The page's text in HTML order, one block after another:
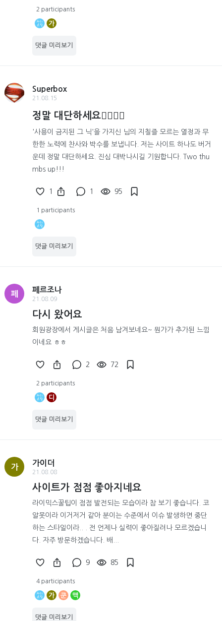
2 participants
가
댓글 미리보기
Superbox
21.08.15
정말 대단하세요👍🏻👍🏻
'사용이 금지된 그 닉'을 가지신 님의 지칠즐 모르는 열정과 무
한한 노력에 찬사와 박수를 보냅니다. 저는 사이트 하나도 버거
운데 정말 대단하세요. 진심 대박나시길 기원합니다. Two thu
mbs up!!!
1 1 95
1 participants
댓글 미리보기
페
페르조나
21.08.09
다시 왔어요
회원광장에서 게시글은 처음 남겨보네요~ 뭔가가 추가된 느낌
이네요 ㅎㅎ
2 72
2 participants
디
댓글 미리보기
가
가이더
21.08.08
사이트가 점점 좋아지네요
라이믹스꿀팁이 점점 발전되는 모습이라 참 보기 좋습니다. 코
알못이라 이거저거 같아 분이는 수준에서 이슈 발생하면 중단
하는 스타일이라.. . 전 언제나 실력이 좋아질려나 모르겠습니
다. 자주 방문하겠습니다. 배...
9 85
4 participants
가 쿤 맥
댓글 미리보기